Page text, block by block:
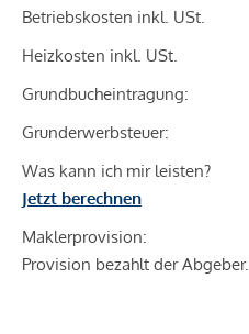
Betriebskosten inkl. USt.
Heizkosten inkl. USt.
Grundbucheintragung:
Grunderwerbsteuer:
Was kann ich mir leisten?
Jetzt berechnen
Maklerprovision:
Provision bezahlt der Abgeber.